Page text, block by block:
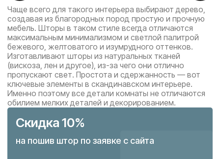
Чаще всего для такого интерьера выбирают дерево,
создавая из благородных пород простую и прочную
мебель. Шторы в таком стиле всегда отличаются
максимальным минимализмом и светлой палитрой
бежевого, желтоватого и изумрудного оттенков.
Изготавливают шторы из натуральных тканей
(вискоза, лен и другое), из-за чего они отлично
пропускают свет. Простота и сдержанность — вот
ключевые элементы в скандинавском интерьере.
Именно поэтому все детали комнаты не отличаются
обилием мелких деталей и декорированием.
Скидка 10%
на пошив штор по заявке с сайта